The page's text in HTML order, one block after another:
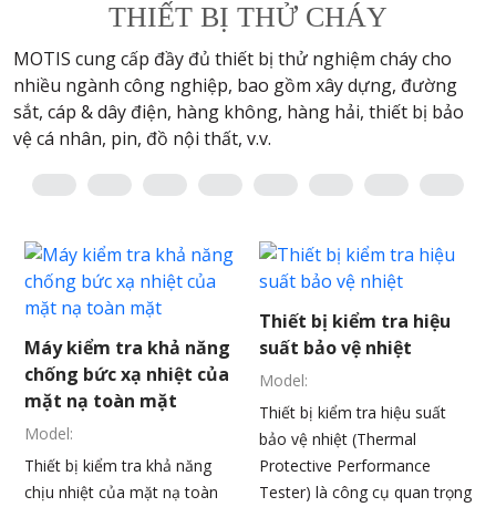
THIẾT BỊ THỬ CHÁY
MOTIS cung cấp đầy đủ thiết bị thử nghiệm cháy cho
nhiều ngành công nghiệp, bao gồm xây dựng, đường
sắt, cáp & dây điện, hàng không, hàng hải, thiết bị bảo
vệ cá nhân, pin, đồ nội thất, v.v.
Máy kiểm tra khả năng
chống bức xạ nhiệt của
mặt nạ toàn mặt
Model:
Thiết bị kiểm tra khả năng
chịu nhiệt của mặt nạ toàn
Thiết bị kiểm tra hiệu
suất bảo vệ nhiệt
Model:
Thiết bị kiểm tra hiệu suất
bảo vệ nhiệt (Thermal
Protective Performance
Tester) là công cụ quan trọng